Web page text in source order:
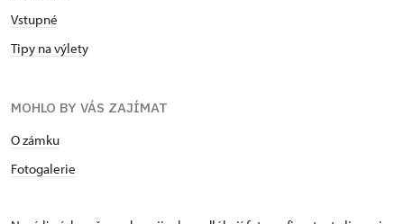
Vstupné
Tipy na výlety
MOHLO BY VÁS ZAJÍMAT
O zámku
Fotogalerie